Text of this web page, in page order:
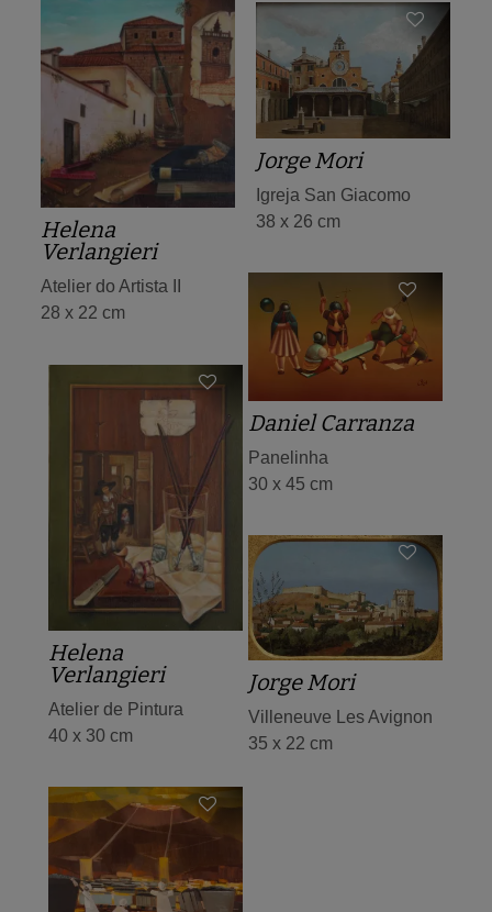
Helena
Verlangieri
Atelier do Artista II
28 x 22 cm
Jorge Mori
Igreja San Giacomo
38 x 26 cm
Daniel Carranza
Panelinha
30 x 45 cm
Helena
Verlangieri
Atelier de Pintura
40 x 30 cm
Jorge Mori
Villeneuve Les Avignon
35 x 22 cm